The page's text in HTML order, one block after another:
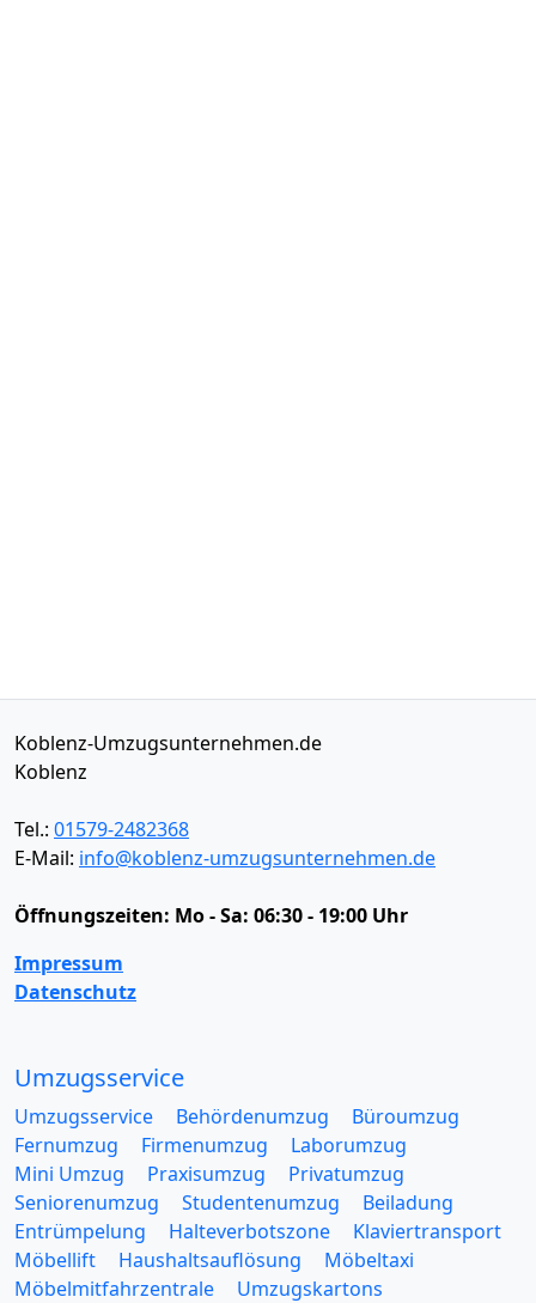
Koblenz-Umzugsunternehmen.de
Koblenz
Tel.: 01579-2482368
E-Mail: info@koblenz-umzugsunternehmen.de
Öffnungszeiten: Mo - Sa: 06:30 - 19:00 Uhr
Impressum
Datenschutz
Umzugsservice
Umzugsservice Behördenumzug
Büroumzug
Fernumzug
Firmenumzug
Laborumzug
Mini Umzug
Praxisumzug
Privatumzug
Seniorenumzug
Studentenumzug
Beiladung
Entrümpelung
Halteverbotszone
Klaviertransport
Möbellift
Haushaltsauflösung
Möbeltaxi
Möbelmitfahrzentrale
Umzugskartons